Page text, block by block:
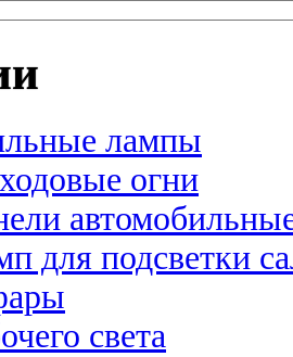
лампы
огни
для подсветки
света